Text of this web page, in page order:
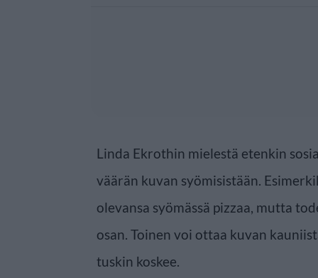
Linda Ekrothin mielestä etenkin
väärän kuvan syömisistään.
olevansa syömässä pizzaa, mutta
osan. Toinen voi ottaa kuvan
tuskin koskee.